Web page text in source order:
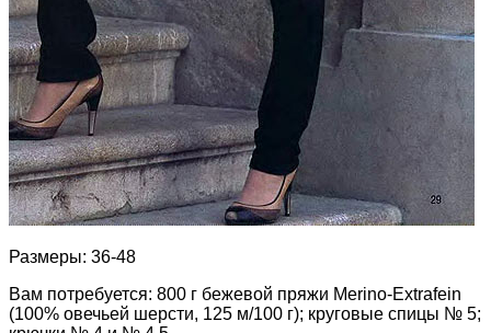
Размеры: 36-48
Вам потребуется: 800 г бежевой пряжи Merino-Extrafein
(100% овечьей шерсти, 125 м/100 г); круговые спицы № 5;